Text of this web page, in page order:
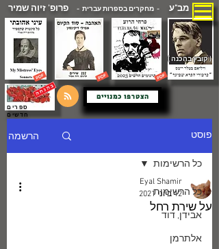
מב"ע - מחקרים בספרות עברית -פרופ' זיוה שמיר
( קובץ בהכנה )
הצטרפו כמנויים
ספרים
חדשים
פוסט הרשמה
כל הרשימות
אבידן, דוד
אלתרמן
כל הרשימות
על שירת רחל
Eyal Shamir
12 ביוני 2021